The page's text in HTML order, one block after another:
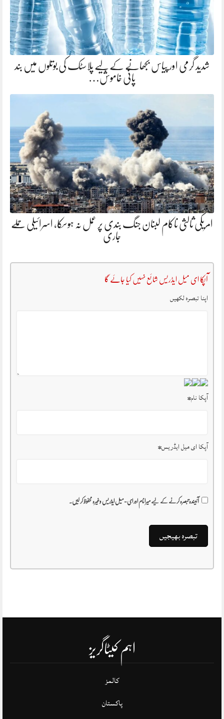
شدید گرمی اور پیاس بجھانے کے لیے پلاسٹک کی بوتلوں میں بند
پانی خاموش…
امریکی ثالثی ناکام لبنان جنگ بندی پر عمل نہ ہوسکا، اسرائیلی حملے
جاری
آپکا ای میل ایڈریس شائع نہیں کیا جائے گا
اپنا تبصرہ لکھیں
آپکا نام*
آپکا ای میل ایڈریس*
آئیندہ تبصرہ کرنے کے لیے میرا نام اور ای-میل ایڈریس وغیرہ محفوظ کر لیں۔
اہم کیٹاگریز
کالمز
پاکستان